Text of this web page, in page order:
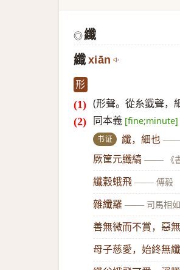
◎纖
纖 xiān
形
(形聲。從糸韱聲，
同本義 [fine;minute]
书证 纖，細也
厥筐元纖縞 —— 《
纖縠蛾飛 —— 傅毅
雜纖羅 —— 司馬相
善無微而不賞，惡
母子慈愛，始終無